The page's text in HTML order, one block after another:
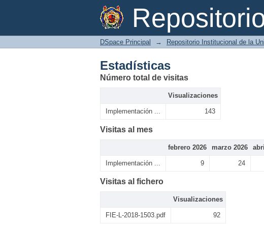
Estadísticas
DSpace Principal → Repositorio Institucional de la
Estadísticas
Número total de visitas
Visualizaciones
Implementación ... 143
Visitas al mes
febrero 2026 marzo 2026
Implementación ... 9 24
Visitas al fichero
Visualizaciones
FIE-L-2018-1503.pdf 92